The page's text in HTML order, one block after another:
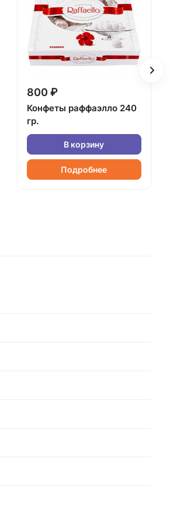
800 ₽
Конфеты раффаэлло 240
гр.
В корзину
Подробнее